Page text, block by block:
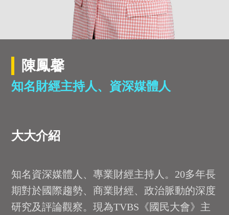
陳鳳馨
知名財經主持人、資深媒體人
大大介紹
知名資深媒體人、專業財經主持人。20多年長
期對於國際趨勢、商業財經、政治脈動的深度
研究及評論觀察。現為TVBS《國民大會》主